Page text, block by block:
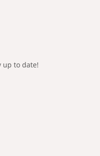
up to date!